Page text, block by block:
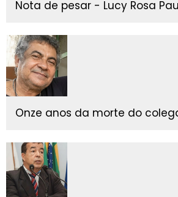
Nota de pesar - Lucy Rosa
Onze anos da morte do